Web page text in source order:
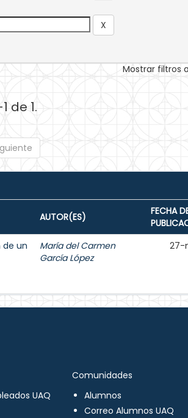
Mostrar filtros
de 1.
AUTOR(ES)
FECHA
de un
María del Carmen
García López
27-
UAQ
Comunidades
Alumnos
Correo Alumnos UAQ